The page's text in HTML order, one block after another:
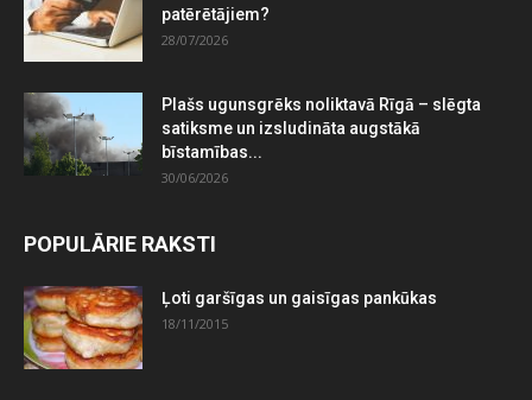
patērētājiem?
28/07/2026
Plašs ugunsgrēks noliktavā Rīgā – slēgta
satiksme un izsludināta augstākā
bīstamības...
30/06/2026
POPULĀRIE RAKSTI
Ļoti garšīgas un gaisīgas pankūkas
18/11/2015